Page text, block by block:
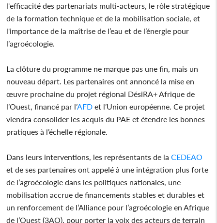
l'efficacité des partenariats multi-acteurs, le rôle stratégique
de la formation technique et de la mobilisation sociale, et
l'importance de la maîtrise de l’eau et de l’énergie pour
l’agroécologie.
La clôture du programme ne marque pas une fin, mais un
nouveau départ. Les partenaires ont annoncé la mise en
œuvre prochaine du projet régional DésiRA+ Afrique de
l’Ouest, financé par l’AFD et l’Union européenne. Ce projet
viendra consolider les acquis du PAE et étendre les bonnes
pratiques à l’échelle régionale.
Dans leurs interventions, les représentants de laCEDEAO
et de ses partenaires ont appelé à une intégration plus forte
de l’agroécologie dans les politiques nationales, une
mobilisation accrue de financements stables et durables et
un renforcement de l’Alliance pour l’agroécologie en Afrique
de l’Ouest (3AO), pour porter la voix des acteurs de terrain